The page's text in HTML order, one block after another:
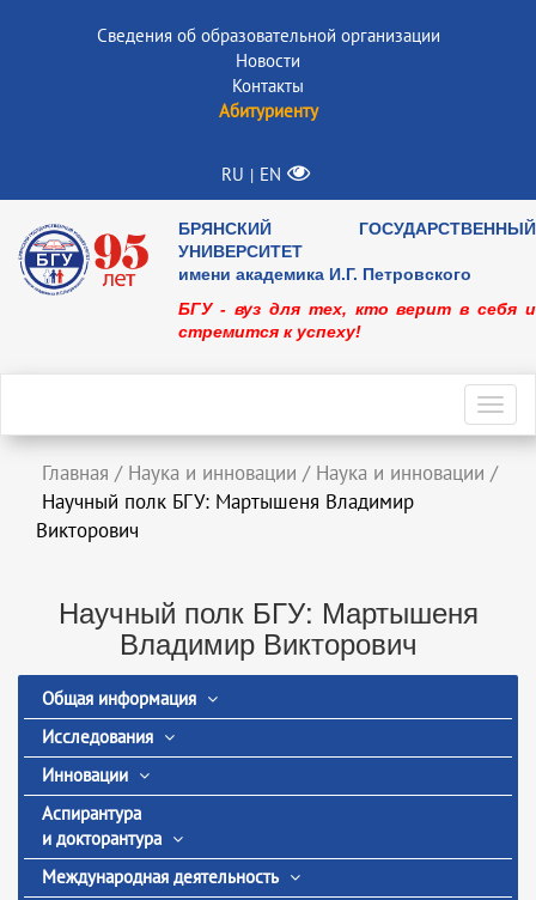
Сведения об образовательной организации
Новости
Контакты
Абитуриенту
RU | EN
БРЯНСКИЙ ГОСУДАРСТВЕННЫЙ
УНИВЕРСИТЕТ
имени академика И.Г. Петровского
БГУ - вуз для тех, кто верит в себя и
стремится к успеху!
Главная / Наука и инновации / Наука и инновации /
Научный полк БГУ: Мартышеня Владимир
Викторович
Научный полк БГУ: Мартышеня
Владимир Викторович
Общая информация
Исследования
Инновации
Аспирантура
и докторантура
Международная деятельность